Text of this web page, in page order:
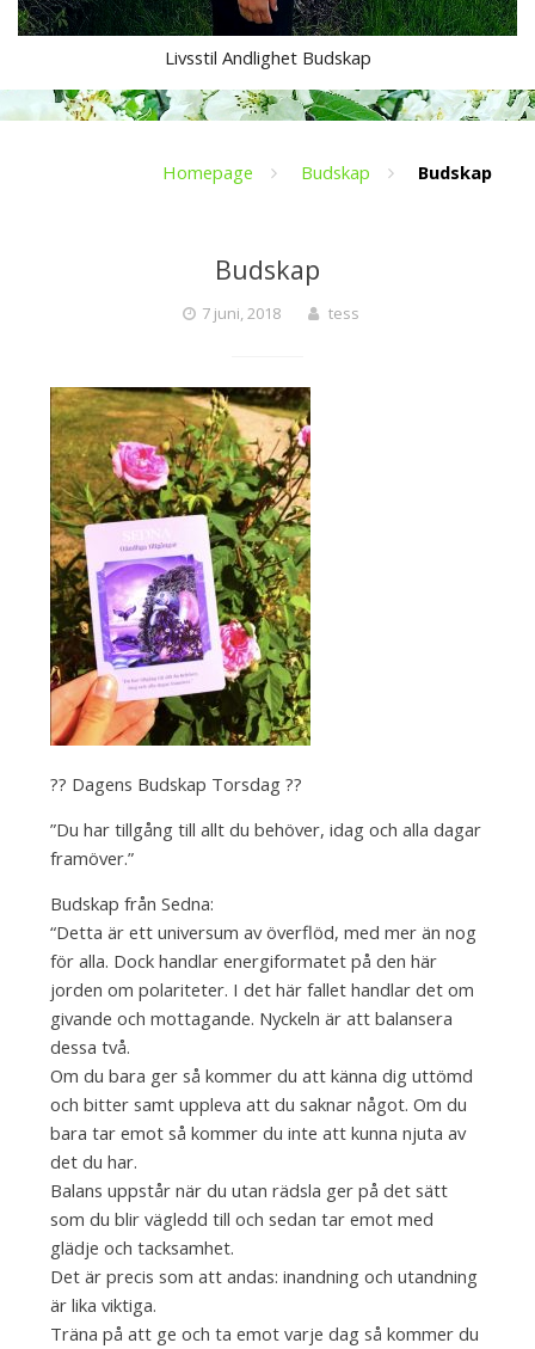
T
Livsstil Andlighet Budskap
Homepage Budskap Budskap
Budskap
7 juni, 2018 tess
?? Dagens Budskap Torsdag ??
”Du har tillgång till allt du behöver, idag och alla dagar
framöver.”
Budskap från Sedna:
“Detta är ett universum av överflöd, med mer än nog
för alla. Dock handlar energiformatet på den här
jorden om polariteter. I det här fallet handlar det om
givande och mottagande. Nyckeln är att balansera
dessa två.
Om du bara ger så kommer du att känna dig uttömd
och bitter samt uppleva att du saknar något. Om du
bara tar emot så kommer du inte att kunna njuta av
det du har.
Balans uppstår när du utan rädsla ger på det sätt
som du blir vägledd till och sedan tar emot med
glädje och tacksamhet.
Det är precis som att andas: inandning och utandning
är lika viktiga.
Träna på att ge och ta emot varje dag så kommer du